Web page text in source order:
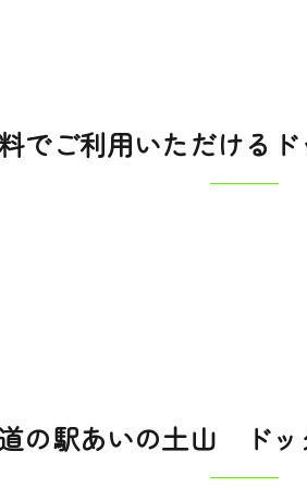
でご利用いただけるド
の駅あいの土山 ドッ